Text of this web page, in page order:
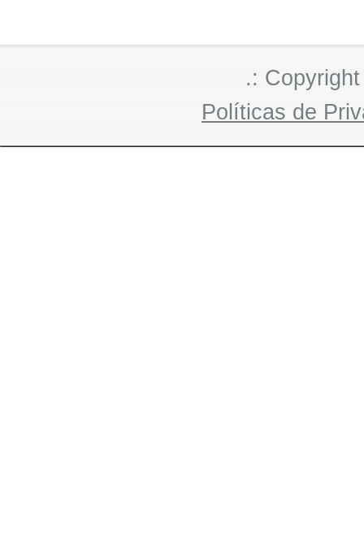
.:
Políticas de